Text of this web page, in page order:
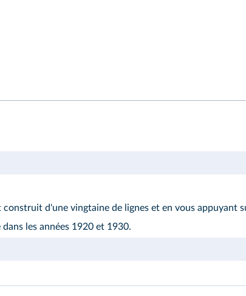
d'une vingtaine de lignes et en vous appuyant
les années 1920 et 1930.